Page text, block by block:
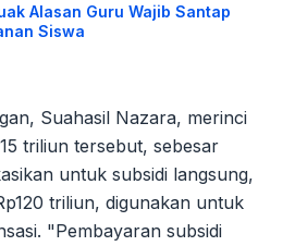
Alasan Guru Wajib Santap
Siswa
Suahasil Nazara, merinci
triliun tersebut, sebesar
untuk subsidi langsung,
triliun, digunakan untuk
"Pembayaran subsidi